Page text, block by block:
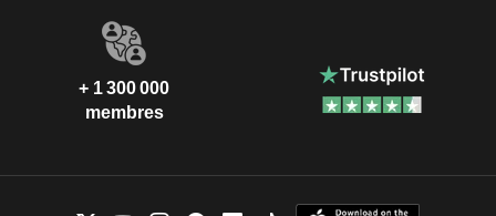
+ 1 300 000
membres